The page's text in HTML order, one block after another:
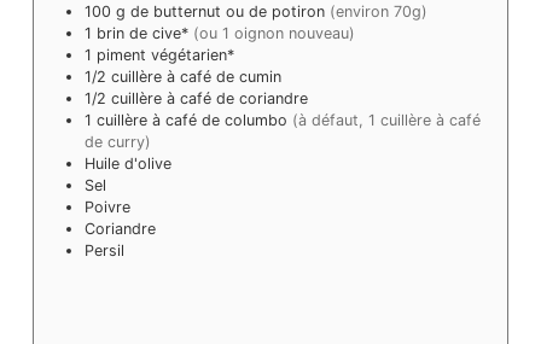
100 g de butternut ou de potiron (environ 70g)
1 brin de cive* (ou 1 oignon nouveau)
1 piment végétarien*
1/2 cuillère à café de cumin
1/2 cuillère à café de coriandre
1 cuillère à café de columbo (à défaut, 1 cuillère à café
de curry)
Huile d'olive
Sel
Poivre
Coriandre
Persil